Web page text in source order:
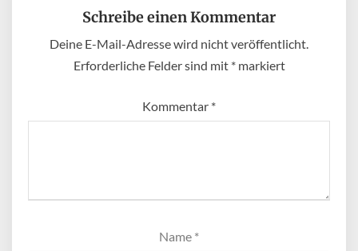
Schreibe einen Kommentar
Deine E-Mail-Adresse wird nicht veröffentlicht.
Erforderliche Felder sind mit *markiert
Kommentar *
Name *